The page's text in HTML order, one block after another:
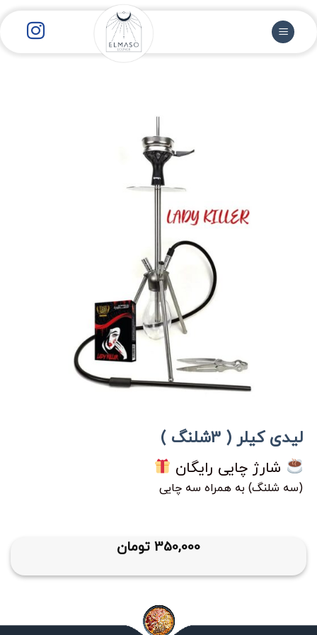
محتوا
لیدی کیلر ( 3شلنگ )
شارژ چایی رایگان
(سه شلنگ) به همراه سه چایی
350,000 تومان